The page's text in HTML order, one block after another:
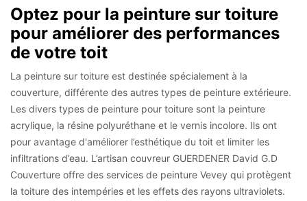
Optez pour la peinture sur toiture
pour améliorer des performances
de votre toit
La peinture sur toiture est destinée spécialement à la
couverture, différente des autres types de peinture extérieure.
Les divers types de peinture pour toiture sont la peinture
acrylique, la résine polyuréthane et le vernis incolore. Ils ont
pour avantage d'améliorer l’esthétique du toit et limiter les
infiltrations d’eau. L’artisan couvreur GUERDENER David G.D
Couverture offre des services de peinture Vevey qui protègent
la toiture des intempéries et les effets des rayons ultraviolets.